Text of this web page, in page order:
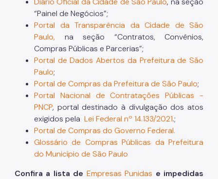
“Painel de Negócios”;
Portal da Transparência da Cidade de São
Paulo, na seção “Contratos, Convênios,
Compras Públicas e Parcerias”;
Portal de Dados Abertos da Prefeitura de São
Paulo;
Portal de Compras da Prefeitura de São Paulo;
Portal Nacional de Contratações Públicas -
PNCP, portal destinado à divulgação dos atos
exigidos pela Lei Federal nº 14.133/2021.;
Portal de Compras do Governo Federal.
Glossário de Compras Públicas da Prefeitura
do Município de São Paulo
Confira a lista de Empresas Punidas e impedidas